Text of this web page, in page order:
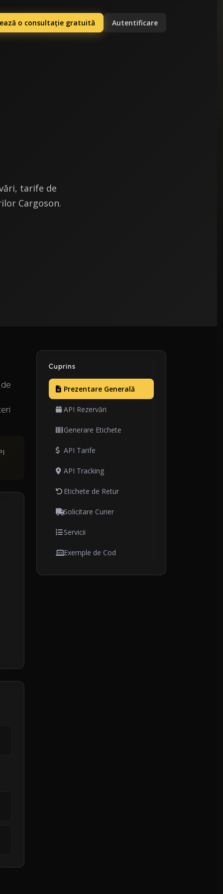
o consultație gratuită Autentificare
tarife de
Cargoson.
Cuprins
Prezentare Generală
API Rezervări
Generare Etichete
API Tarife
API Tracking
Etichete de Retur
Solicitare Curier
Servicii
Exemple de Cod